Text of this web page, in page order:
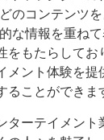
のコンテンツ
な情報を重ね
をもたらして
メント体験を
ことができま
ターテイメン